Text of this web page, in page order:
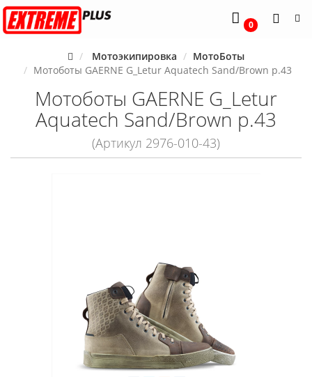
0
Мотоэкипировка
МотоБоты
Мотоботы GAERNE G_Letur Aquatech Sand/Brown р.43
Мотоботы GAERNE G_Letur
Aquatech Sand/Brown р.43
(Артикул 2976-010-43)